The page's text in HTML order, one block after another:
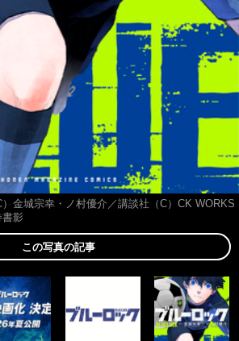
）金城宗幸・ノ村優介／講談社（C）CK WORKS
影
この写真の記事